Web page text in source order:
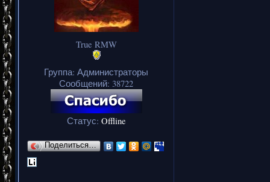
True RMW
Группа: Администраторы
Сообщений: 38722
Статус: Offline
Поделиться…